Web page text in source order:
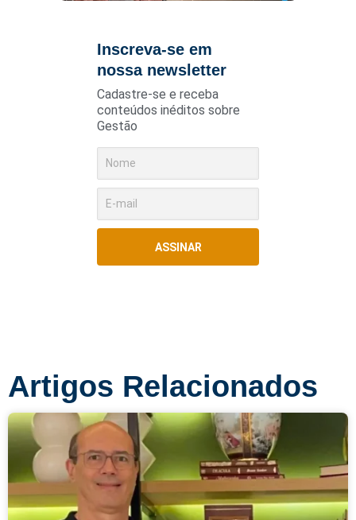
Inscreva-se em
nossa newsletter
Cadastre-se e receba
conteúdos inéditos sobre
Gestão
ASSINAR
Artigos Relacionados